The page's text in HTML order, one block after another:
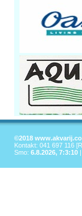
©2018
Kontakt: 041 697 116
Smo: 6.8.2026, 7:3:10